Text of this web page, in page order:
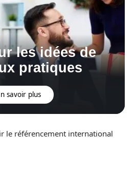
les idées de
pratiques
savoir plus